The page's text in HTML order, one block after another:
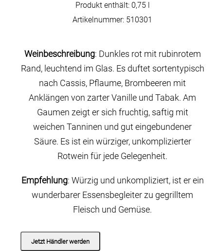
Produkt enthält: 0,75
Artikelnummer: 510301
Weinbeschreibung: Dunkles rot mit rubinrotem
Rand, leuchtend im Glas. Es duftet sortentypisch
nach Cassis, Pflaume, Brombeeren mit
Anklängen von zarter Vanille und Tabak. Am
Gaumen zeigt er sich fruchtig, saftig mit
weichen Tanninen und gut eingebundener
Säure. Es ist ein würziger, unkomplizierter
Rotwein für jede Gelegenheit.
Empfehlung: Würzig und unkompliziert, ist er ein
wunderbarer Essensbegleiter zu gegrilltem
Fleisch und Gemüse.
Jetzt Händler werden